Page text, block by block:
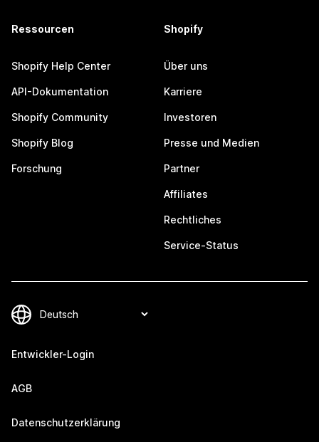
Ressourcen
Shopify Help Center
API-Dokumentation
Shopify Community
Shopify Blog
Forschung
Shopify
Über uns
Karriere
Investoren
Presse und Medien
Partner
Affiliates
Rechtliches
Service-Status
Entwickler-Login
AGB
Datenschutzerklärung